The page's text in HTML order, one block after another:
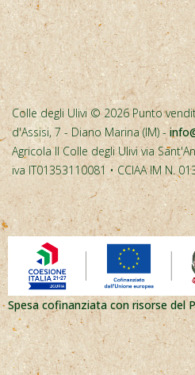
Colle degli Ulivi © 2026 Punto
d'Assisi, 7 - Diano Marina (IM) -
Agricola Il Colle degli Ulivi via
iva IT01353110081 • CCIAA IM N.
Spesa cofinanziata con risorse del